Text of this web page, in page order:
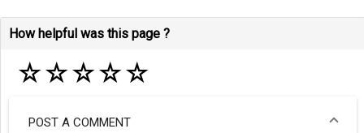
How helpful was this page ?
☆☆☆☆☆
POST A COMMENT